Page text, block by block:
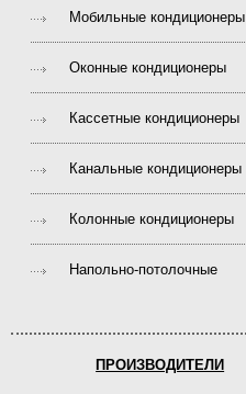
Мобильные кондиционеры
Оконные кондиционеры
Кассетные кондиционеры
Канальные кондиционеры
Колонные кондиционеры
Напольно-потолочные
ПРОИЗВОДИТЕЛИ